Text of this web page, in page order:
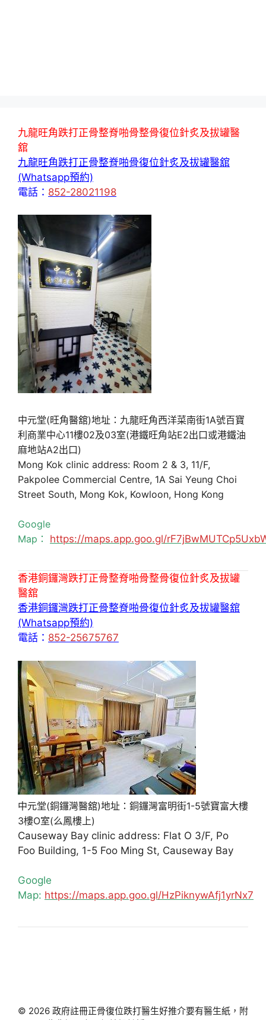
九龍旺角跌打正骨整脊啪骨整骨復位針炙及拔罐醫
舘
九龍旺角跌打正骨整脊啪骨復位針炙及拔罐醫舘
(Whatsapp預約)
電話： 852-28021198
中元堂(旺角醫舘)地址：九龍旺角西洋菜南街1A號百寶
利商業中心11樓02及03室(港鐵旺角站E2出口或港鐵油
麻地站A2出口)
Mong Kok clinic address: Room 2 & 3, 11/F,
Pakpolee Commercial Centre, 1A Sai Yeung Choi
Street South, Mong Kok, Kowloon, Hong Kong
Google
Map： https://maps.app.goo.gl/
香港銅鑼灣跌打正骨整脊啪骨整骨復位針炙及拔罐
醫舘
香港銅鑼灣跌打正骨整脊啪骨復位針炙及拔罐醫舘
(Whatsapp預約)
電話： 852-25675767
中元堂(銅鑼灣醫舘)地址：銅鑼灣富明街1-5號寶富大樓
3樓O室(么鳳樓上)
Causeway Bay clinic address: Flat O 3/F, Po
Foo Building, 1-5 Foo Ming St, Causeway Bay
Google
Map: https://maps.app.goo.gl/HzPiknywAfj1yrNx7
© 2026 政府註冊正骨復位跌打醫生好推介要有醫生紙，附